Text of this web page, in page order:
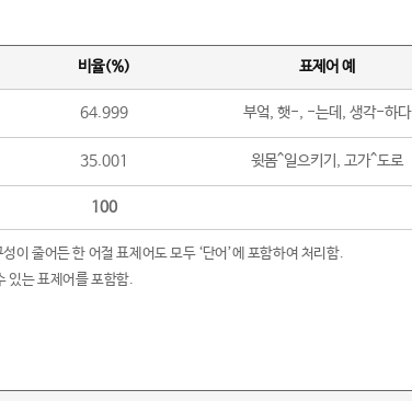
비율(%) 표제어 예
64.999 부엌, 햇-, -는데, 생각-하다
35.001 윗몸^일으키기, 고가^도로
100
이 줄어든 한 어절 표제어도 모두 ‘단어’에 포함하여 처리함.
있는 표제어를 포함함.